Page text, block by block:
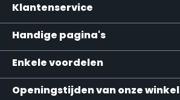
Klantenservice
Handige pagina's
Enkele voordelen
Openingstijden van onze winkel